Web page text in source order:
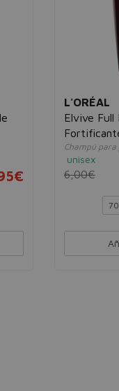
L'ORÉAL
Elvive Full
Champú
unisex
6,00€